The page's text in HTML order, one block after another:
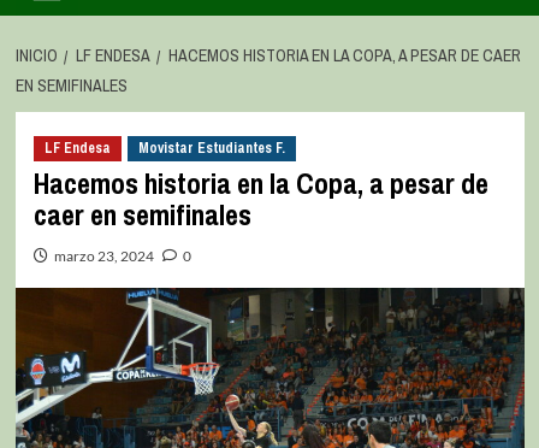
INICIO LF ENDESA
HACEMOS HISTORIA EN LA COPA, A PESAR DE CAER
EN SEMIFINALES
LF Endesa Movistar Estudiantes F.
Hacemos historia en la Copa, a pesar de
caer en semifinales
marzo 23, 2024 0